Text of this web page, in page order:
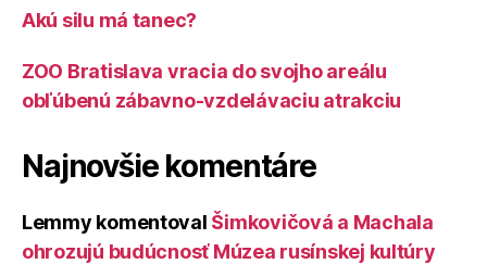
Akú silu má tanec?
ZOO Bratislava vracia do svojho areálu
obľúbenú zábavno-vzdelávaciu atrakciu
Najnovšie komentáre
Lemmy komentoval Šimkovičová a Machala
ohrozujú budúcnosť Múzea rusínskej kultúry